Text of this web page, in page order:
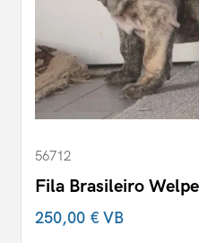
56712
Fila Brasileiro
250,00 €VB